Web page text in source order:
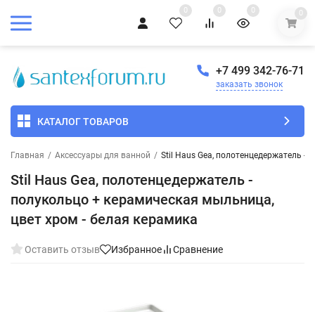
0 0 0 0
+7 499 342-76-71
заказать звонок
КАТАЛОГ ТОВАРОВ
Главная / Аксессуары для ванной / Stil Haus Gea, полотенцедержатель -
Stil Haus Gea, полотенцедержатель -
полукольцо + керамическая мыльница,
цвет хром - белая керамика
Оставить отзыв Избранное Сравнение